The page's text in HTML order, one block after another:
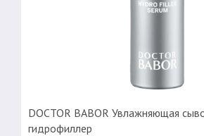
DOCTOR BABOR Увлажняющая
гидрофиллер